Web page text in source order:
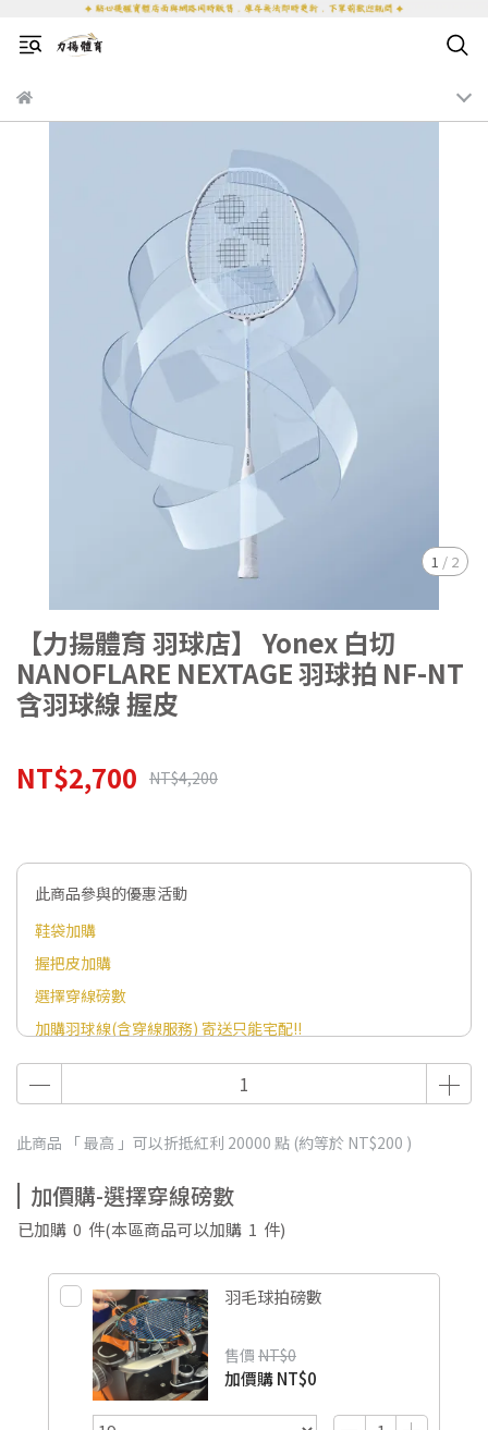
1 / 2
【力揚體育 羽球店】 Yonex 白切
NANOFLARE NEXTAGE 羽球拍 NF-NT
含羽球線 握皮
NT$2,700 NT$4,200
此商品參與的優惠活動
鞋袋加購
握把皮加購
選擇穿線磅數
加購羽球線(含穿線服務) 寄送只能宅配!!
此商品 「 最高 」可以折抵紅利 20000 點 (約等於 NT$200 )
加價購-選擇穿線磅數
已加購 0 件(本區商品可以加購 1 件)
羽毛球拍磅數
售價 NT$0
加價購NT$0